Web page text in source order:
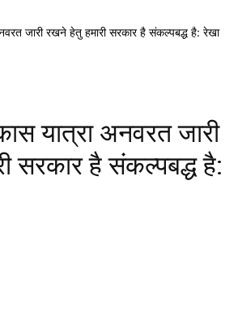
जारी रखने हेतु हमारी सरकार है संकल्पबद्ध है: रेखा
यात्रा अनवरत जारी
सरकार है संकल्पबद्ध है: